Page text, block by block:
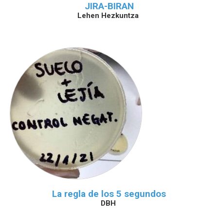
JIRA-BIRAN
Lehen Hezkuntza
La regla de los 5 segundos
DBH